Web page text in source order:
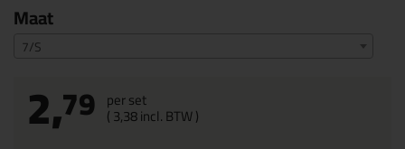
Maat
7/S
2,79 per set
(3,38incl. BTW )